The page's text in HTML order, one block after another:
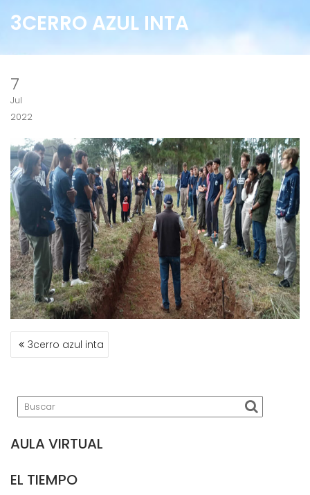
3CERRO AZUL INTA
7
Jul
2022
NAVEGACIÓN
DE3cerro azul inta
AULA VIRTUAL
EL TIEMPO